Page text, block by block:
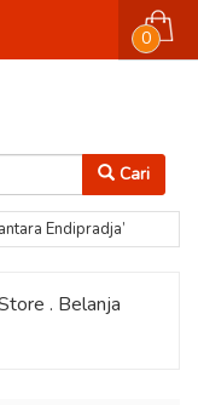
Cari
0
Endipradja’
. Belanja